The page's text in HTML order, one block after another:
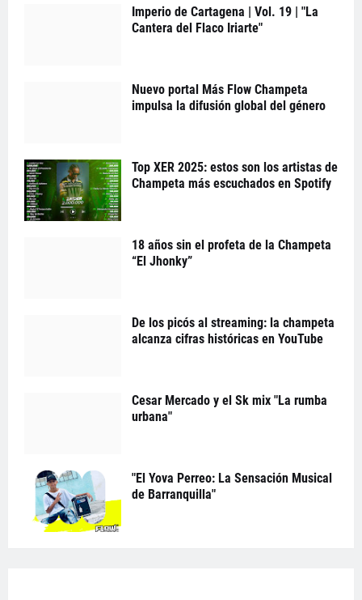
Imperio de Cartagena | Vol. 19 | "La
Cantera del Flaco Iriarte"
Nuevo portal Más Flow Champeta
impulsa la difusión global del género
Top XER 2025: estos son los artistas de
Champeta más escuchados en Spotify
18 años sin el profeta de la Champeta
“El Jhonky”
De los picós al streaming: la champeta
alcanza cifras históricas en YouTube
Cesar Mercado y el Sk mix "La rumba
urbana"
"El Yova Perreo: La Sensación Musical
de Barranquilla"